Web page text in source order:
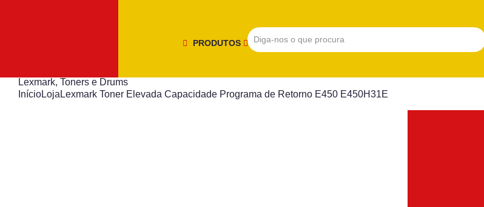
PRODUTOS
Lexmark, Toners e Drums
InícioLoja Lexmark Toner Elevada Capacidade Programa de Retorno E450 E450H31E